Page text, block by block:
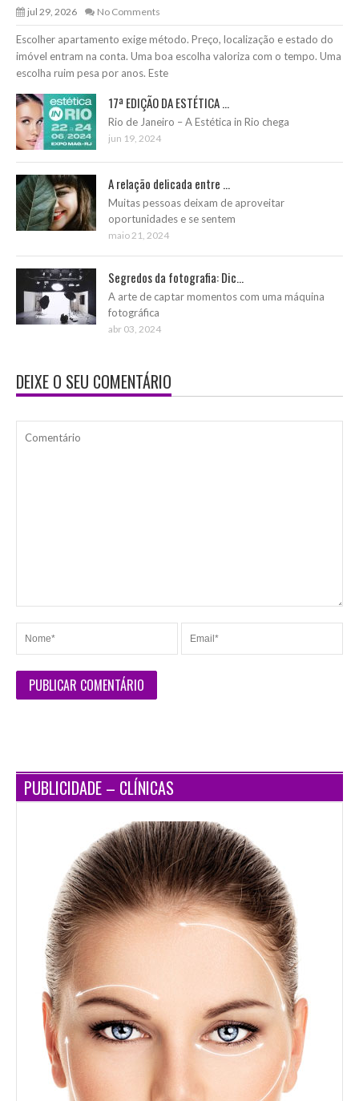
jul 29, 2026 No Comments
Escolher apartamento exige método. Preço, localização e estado do
imóvel entram na conta. Uma boa escolha valoriza com o tempo. Uma
escolha ruim pesa por anos. Este
17ª EDIÇÃO DA ESTÉTICA ...
Rio de Janeiro – A Estética in Rio chega
jun 19, 2024
A relação delicada entre ...
Muitas pessoas deixam de aproveitar
oportunidades e se sentem
maio 21, 2024
Segredos da fotografia: Dic...
A arte de captar momentos com uma máquina
fotográfica
abr 03, 2024
DEIXE O SEU COMENTÁRIO
PUBLICIDADE – CLÍNICAS